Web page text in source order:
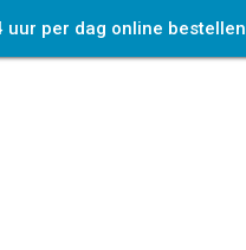
uur per dag online bestellen